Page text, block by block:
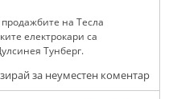
на Тесла
електрокари са
Тунберг.
за неуместен коментар